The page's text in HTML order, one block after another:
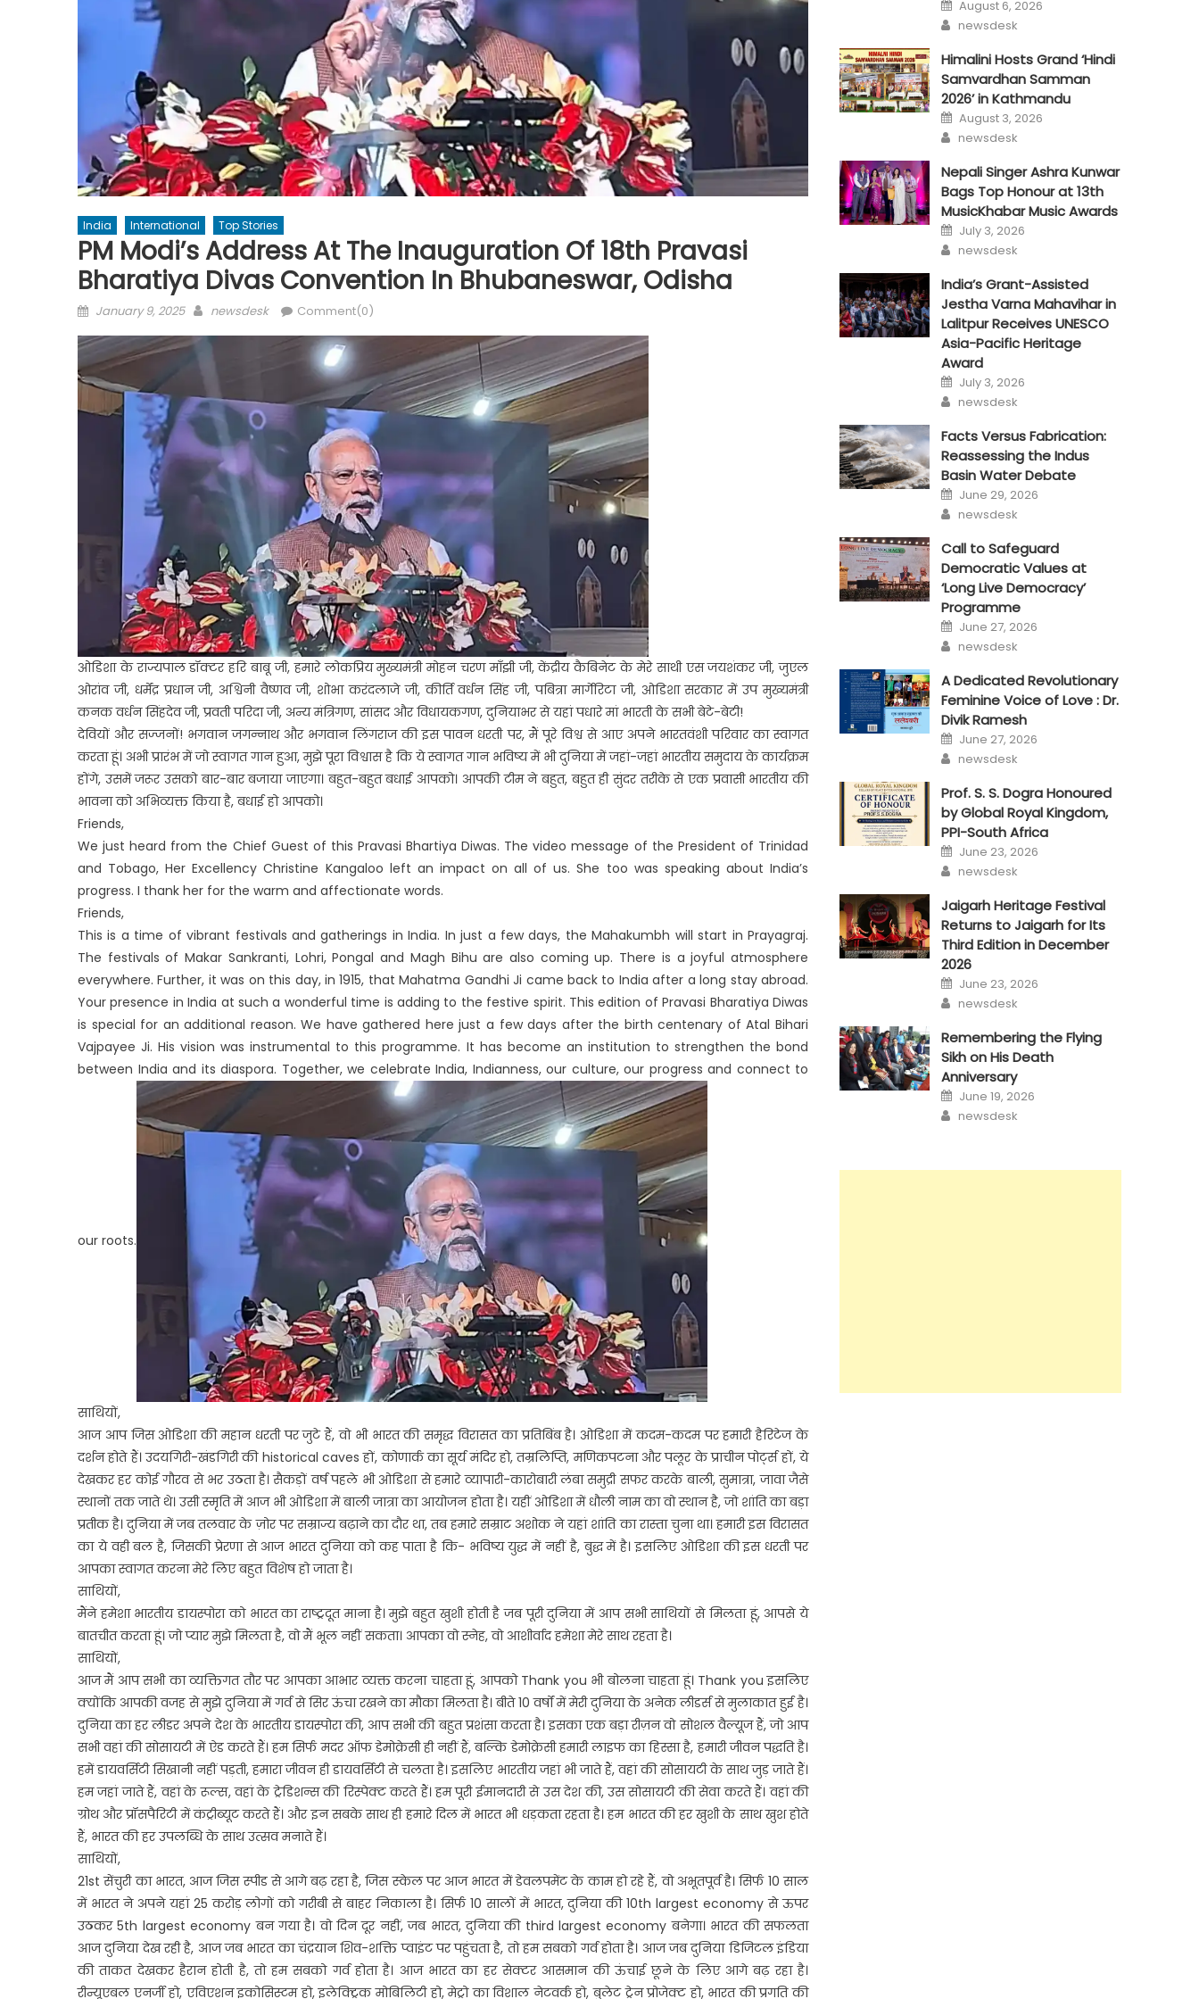
India International Top Stories
PM Modi’s Address At The Inauguration Of 18th Pravasi
Bharatiya Divas Convention In Bhubaneswar, Odisha
Posted
January 9, 2025 Author
newsdesk Comment(0)
ओडिशा के राज्यपाल डॉक्टर हरि बाबू जी, हमारे लोकप्रिय मुख्यमंत्री मोहन चरण माँझी जी, केंद्रीय कैबिनेट के मेरे साथी एस जयशंकर जी, जुएल
ओरांव जी, धर्मेंद्र प्रधान जी, अश्विनी वैष्णव जी, शोभा करंदलाजे जी, कीर्ति वर्धन सिंह जी, पबित्रा मार्गेरिटा जी, ओडिशा सरकार में उप मुख्यमंत्री
कनक वर्धन सिंहदेव जी, प्रवती परिदा जी, अन्य मंत्रिगण, सांसद और विधायकगण, दुनियाभर से यहां पधारे मां भारती के सभी बेटे-बेटी!
देवियों और सज्जनों! भगवान जगन्नाथ और भगवान लिंगराज की इस पावन धरती पर, मैं पूरे विश्व से आए अपने भारतवंशी परिवार का स्वागत
करता हूं। अभी प्रारंभ में जो स्वागत गान हुआ, मुझे पूरा विश्वास है कि ये स्वागत गान भविष्य में भी दुनिया में जहां-जहां भारतीय समुदाय के कार्यक्रम
होंगे, उसमें जरूर उसको बार-बार बजाया जाएगा। बहुत-बहुत बधाई आपको। आपकी टीम ने बहुत, बहुत ही सुंदर तरीके से एक प्रवासी भारतीय की
भावना को अभिव्यक्त किया है, बधाई हो आपको।
Friends,
We just heard from the Chief Guest of this Pravasi Bhartiya Diwas. The video message of the President of Trinidad
and Tobago, Her Excellency Christine Kangaloo left an impact on all of us. She too was speaking about India’s
progress. I thank her for the warm and affectionate words.
Friends,
This is a time of vibrant festivals and gatherings in India. In just a few days, the Mahakumbh will start in Prayagraj.
The festivals of Makar Sankranti, Lohri, Pongal and Magh Bihu are also coming up. There is a joyful atmosphere
everywhere. Further, it was on this day, in 1915, that Mahatma Gandhi Ji came back to India after a long stay abroad.
Your presence in India at such a wonderful time is adding to the festive spirit. This edition of Pravasi Bharatiya Diwas
is special for an additional reason. We have gathered here just a few days after the birth centenary of Atal Bihari
Vajpayee Ji. His vision was instrumental to this programme. It has become an institution to strengthen the bond
between India and its diaspora. Together, we celebrate India, Indianness, our culture, our progress and connect to
our roots.
साथियों,
आज आप जिस ओडिशा की महान धरती पर जुटे हैं, वो भी भारत की समृद्ध विरासत का प्रतिबिंब है। ओडिशा में कदम-कदम पर हमारी हैरिटेज के
दर्शन होते हैं। उदयगिरी-खंडगिरी की historical caves हों, कोणार्क का सूर्य मंदिर हो, तम्रलिप्ति, मणिकपटना और पलूर के प्राचीन पोर्ट्स हों, ये
देखकर हर कोई गौरव से भर उठता है। सैकड़ों वर्ष पहले भी ओडिशा से हमारे व्यापारी-कारोबारी लंबा समुद्री सफर करके बाली, सुमात्रा, जावा जैसे
स्थानों तक जाते थे। उसी स्मृति में आज भी ओडिशा में बाली जात्रा का आयोजन होता है। यहीं ओडिशा में धौली नाम का वो स्थान है, जो शांति का बड़ा
प्रतीक है। दुनिया में जब तलवार के ज़ोर पर सम्राज्य बढ़ाने का दौर था, तब हमारे सम्राट अशोक ने यहां शांति का रास्ता चुना था। हमारी इस विरासत
का ये वही बल है, जिसकी प्रेरणा से आज भारत दुनिया को कह पाता है कि- भविष्य युद्ध में नहीं है, बुद्ध में है। इसलिए ओडिशा की इस धरती पर
आपका स्वागत करना मेरे लिए बहुत विशेष हो जाता है।
साथियों,
मैंने हमेशा भारतीय डायस्पोरा को भारत का राष्ट्रदूत माना है। मुझे बहुत खुशी होती है जब पूरी दुनिया में आप सभी साथियों से मिलता हूं, आपसे ये
बातचीत करता हूं। जो प्यार मुझे मिलता है, वो मैं भूल नहीं सकता। आपका वो स्नेह, वो आशीर्वाद हमेशा मेरे साथ रहता है।
साथियों,
आज मैं आप सभी का व्यक्तिगत तौर पर आपका आभार व्यक्त करना चाहता हूं, आपको Thank you भी बोलना चाहता हूं। Thank you इसलिए
क्योंकि आपकी वजह से मुझे दुनिया में गर्व से सिर ऊंचा रखने का मौका मिलता है। बीते 10 वर्षों में मेरी दुनिया के अनेक लीडर्स से मुलाकात हुई है।
दुनिया का हर लीडर अपने देश के भारतीय डायस्पोरा की, आप सभी की बहुत प्रशंसा करता है। इसका एक बड़ा रीज़न वो सोशल वैल्यूज हैं, जो आप
सभी वहां की सोसायटी में ऐड करते हैं। हम सिर्फ मदर ऑफ डेमोक्रेसी ही नहीं हैं, बल्कि डेमोक्रेसी हमारी लाइफ का हिस्सा है, हमारी जीवन पद्धति है।
हमें डायवर्सिटी सिखानी नहीं पड़ती, हमारा जीवन ही डायवर्सिटी से चलता है। इसलिए भारतीय जहां भी जाते हैं, वहां की सोसायटी के साथ जुड़ जाते हैं।
हम जहां जाते हैं, वहां के रूल्स, वहां के ट्रेडिशन्स की रिस्पेक्ट करते हैं। हम पूरी ईमानदारी से उस देश की, उस सोसायटी की सेवा करते हैं। वहां की
ग्रोथ और प्रॉसपैरिटी में कंट्रीब्यूट करते हैं। और इन सबके साथ ही हमारे दिल में भारत भी धड़कता रहता है। हम भारत की हर खुशी के साथ खुश होते
हैं, भारत की हर उपलब्धि के साथ उत्सव मनाते हैं।
साथियों,
21st सेंचुरी का भारत, आज जिस स्पीड से आगे बढ़ रहा है, जिस स्केल पर आज भारत में डेवलपमेंट के काम हो रहे हैं, वो अभूतपूर्व है। सिर्फ 10 साल
में भारत ने अपने यहां 25 करोड़ लोगों को गरीबी से बाहर निकाला है। सिर्फ 10 सालों में भारत, दुनिया की 10th largest economy से ऊपर
उठकर 5th largest economy बन गया है। वो दिन दूर नहीं, जब भारत, दुनिया की third largest economy बनेगा। भारत की सफलता
आज दुनिया देख रही है, आज जब भारत का चंद्रयान शिव-शक्ति प्वाइंट पर पहुंचता है, तो हम सबको गर्व होता है। आज जब दुनिया डिजिटल इंडिया
की ताकत देखकर हैरान होती है, तो हम सबको गर्व होता है। आज भारत का हर सेक्टर आसमान की ऊंचाई छूने के लिए आगे बढ़ रहा है।
रीन्यूएबल एनर्जी हो, एविएशन इकोसिस्टम हो, इलेक्ट्रिक मोबिलिटी हो, मेट्रो का विशाल नेटवर्क हो, बुलेट ट्रेन प्रोजेक्ट हो, भारत की प्रगति की
on
August 6, 2026
Author
newsdesk
Himalini Hosts Grand ‘Hindi
Samvardhan Samman
2026’ in Kathmandu
Posted
on
August 3, 2026
Author
newsdesk
Nepali Singer Ashra Kunwar
Bags Top Honour at 13th
MusicKhabar Music Awards
Posted
on
July 3, 2026
Author
newsdesk
India’s Grant-Assisted
Jestha Varna Mahavihar in
Lalitpur Receives UNESCO
Asia-Pacific Heritage
Award
Posted
on
July 3, 2026
Author
newsdesk
Facts Versus Fabrication:
Reassessing the Indus
Basin Water Debate
Posted
on
June 29, 2026
Author
newsdesk
Call to Safeguard
Democratic Values at
‘Long Live Democracy’
Programme
Posted
on
June 27, 2026
Author
newsdesk
A Dedicated Revolutionary
Feminine Voice of Love : Dr.
Divik Ramesh
Posted
on
June 27, 2026
Author
newsdesk
Prof. S. S. Dogra Honoured
by Global Royal Kingdom,
PPI-South Africa
Posted
on
June 23, 2026
Author
newsdesk
Jaigarh Heritage Festival
Returns to Jaigarh for Its
Third Edition in December
2026
Posted
on
June 23, 2026
Author
newsdesk
Remembering the Flying
Sikh on His Death
Anniversary
Posted
on
June 19, 2026
Author
newsdesk